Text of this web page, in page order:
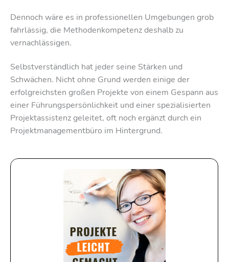
Dennoch wäre es in professionellen Umgebungen grob
fahrlässig, die Methodenkompetenz deshalb zu
vernachlässigen.
Selbstverständlich hat jeder seine Stärken und
Schwächen. Nicht ohne Grund werden einige der
erfolgreichsten großen Projekte von einem Gespann aus
einer Führungspersönlichkeit und einer spezialisierten
Projektassistenz geleitet, oft noch ergänzt durch ein
Projektmanagementbüro im Hintergrund.